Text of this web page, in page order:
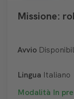
Missione:
Avvio
Lingua Italiano
Modalità In